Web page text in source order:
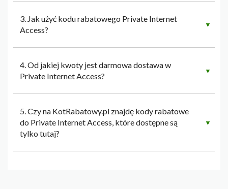
3. Jak użyć kodu rabatowego Private Internet
Access?
▼
4. Od jakiej kwoty jest darmowa dostawa w
Private Internet Access?
▼
5. Czy na KotRabatowy.pl znajdę kody rabatowe
do Private Internet Access, które dostępne są
tylko tutaj?
▼